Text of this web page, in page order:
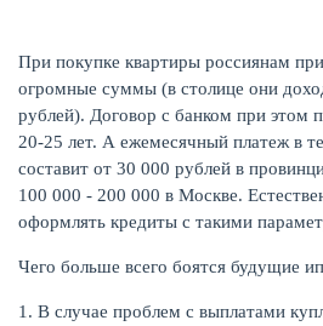
КАРТЫ
При покупке квартиры россиянам
огромные суммы (в столице они
рублей). Договор с банком при этом
20-25 лет. А ежемесячный платеж в
составит от 30 000 рублей в
100 000 - 200 000 в Москве.
оформлять кредиты с такими
Чего больше всего боятся будущие
В случае проблем с выплатами